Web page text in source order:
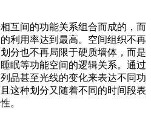
互间的功能关系组合而成的，而
利用率达到最高。空间组织不再
分也不再局限于硬质墙体，而是
眠等功能空间的逻辑关系。通过
品甚至光线的变化来表达不同功
这种划分又随着不同的时间段表
。